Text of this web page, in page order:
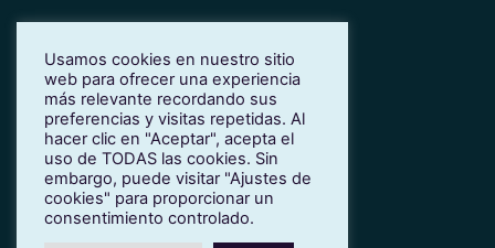
Inmersión lingüística de inglés en Girona
Más idiomas para empresas
Blog
Contacto
Trabaja con nosotros
Política de privacidad
Usamos cookies en nuestro sitio
web para ofrecer una experiencia
más relevante recordando sus
preferencias y visitas repetidas. Al
hacer clic en "Aceptar", acepta el
uso de TODAS las cookies. Sin
embargo, puede visitar "Ajustes de
cookies" para proporcionar un
consentimiento controlado.